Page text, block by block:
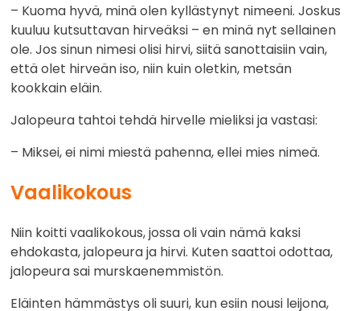
– Kuoma hyvä, minä olen kyllästynyt nimeeni. Joskus
kuuluu kutsuttavan hirveäksi – en minä nyt sellainen
ole. Jos sinun nimesi olisi hirvi, siitä sanottaisiin vain,
että olet hirveän iso, niin kuin oletkin, metsän
kookkain eläin.
Jalopeura tahtoi tehdä hirvelle mieliksi ja vastasi:
– Miksei, ei nimi miestä pahenna, ellei mies nimeä.
Vaalikokous
Niin koitti vaalikokous, jossa oli vain nämä kaksi
ehdokasta, jalopeura ja hirvi. Kuten saattoi odottaa,
jalopeura sai murskaenemmistön.
Eläinten hämmästys oli suuri, kun esiin nousi leijona,